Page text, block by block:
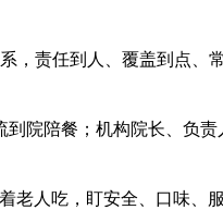
，责任到人、覆盖到点、
院陪餐；机构院长、负
老人吃，盯安全、口味、